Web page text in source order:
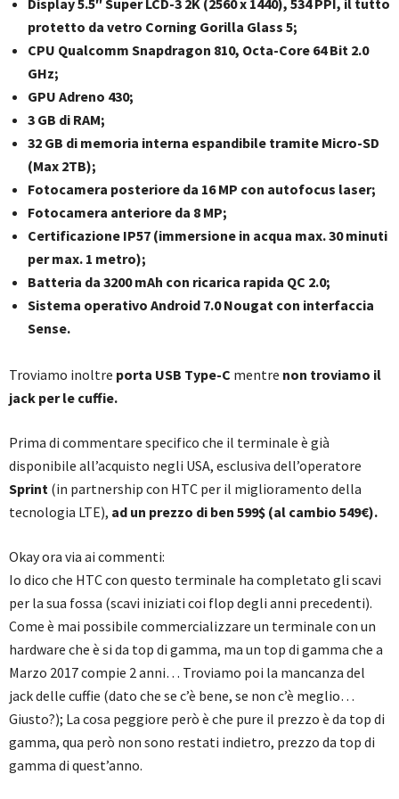
protetto da vetro Corning Gorilla Glass 5;
CPU Qualcomm Snapdragon 810, Octa-Core 64 Bit 2.0
GHz;
GPU Adreno 430;
3 GB di RAM;
32 GB di memoria interna espandibile tramite Micro-SD
(Max 2TB);
Fotocamera posteriore da 16 MP con autofocus laser;
Fotocamera anteriore da 8 MP;
Certificazione IP57 (immersione in acqua max. 30 minuti
per max. 1 metro);
Batteria da 3200 mAh con ricarica rapida QC 2.0;
Sistema operativo Android 7.0 Nougat con interfaccia
Sense.
Troviamo inoltre porta USB Type-C mentre non troviamo il
jack per le cuffie.
Prima di commentare specifico che il terminale è già
disponibile all’acquisto negli USA, esclusiva dell’operatore
Sprint (in partnership con HTC per il miglioramento della
tecnologia LTE), ad un prezzo di ben 599$ (al cambio 549€).
Okay ora via ai commenti:
Io dico che HTC con questo terminale ha completato gli scavi
per la sua fossa (scavi iniziati coi flop degli anni precedenti).
Come è mai possibile commercializzare un terminale con un
hardware che è si da top di gamma, ma un top di gamma che a
Marzo 2017 compie 2 anni… Troviamo poi la mancanza del
jack delle cuffie (dato che se c’è bene, se non c’è meglio…
Giusto?); La cosa peggiore però è che pure il prezzo è da top di
gamma, qua però non sono restati indietro, prezzo da top di
gamma di quest’anno.